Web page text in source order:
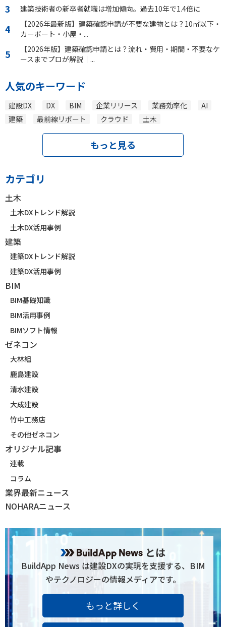
建築技術者の新卒者就職は増加傾向。過去10年で1.4倍に
【2026年最新版】建築確認申請が不要な建物とは？10㎡以下・
カーポート・小屋・...
【2026年版】建築確認申請とは？流れ・費用・期間・不要なケ
ースまでプロが解説｜...
人気のキーワード
建設DX DX BIM 企業リリース 業務効率化
AI
建築
最前線リポート クラウド 土木
もっと見る
カテゴリ
土木
土木DXトレンド解説
土木DX活用事例
建築
建築DXトレンド解説
建築DX活用事例
BIM
BIM基礎知識
BIM活用事例
BIMソフト情報
ゼネコン
大林組
鹿島建設
清水建設
大成建設
竹中工務店
その他ゼネコン
オリジナル記事
連載
コラム
業界最新ニュース
NOHARAニュース
とは
BuildApp News は建設DXの実現を支援する、BIM
やテクノロジーの情報メディアです。
もっと詳しく